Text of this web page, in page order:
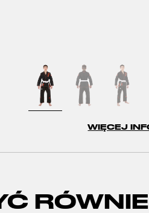
WIĘCEJ